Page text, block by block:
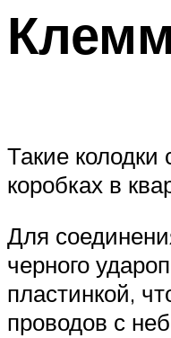
Такие
коробках в
Для
черного
пластинкой,
проводов с